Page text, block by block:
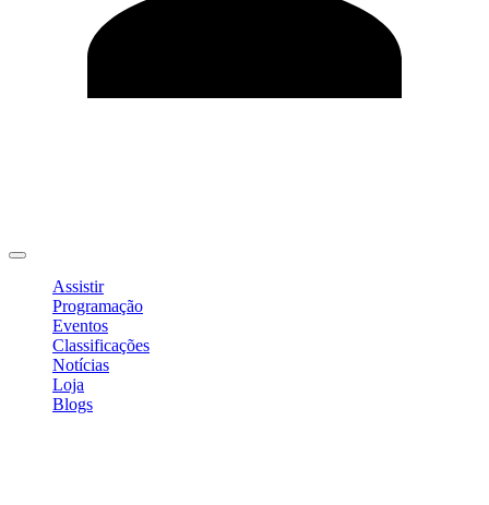
Assistir
Programação
Eventos
Classificações
Notícias
Loja
Blogs